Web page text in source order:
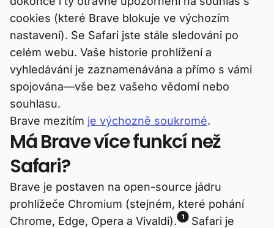
cookies (které Brave blokuje ve výchozím
nastavení). Se Safari jste stále sledováni po
celém webu. Vaše historie prohlížení a
vyhledávání je zaznamenávána a přímo s vámi
spojována—vše bez vašeho vědomí nebo
souhlasu.
Brave mezitím je výchozně soukromé.
Má Brave více funkcí než
Safari?
Brave je postaven na open-source jádru
prohlížeče Chromium (stejném, které pohání
Chrome, Edge, Opera a Vivaldi).
1
Safari je